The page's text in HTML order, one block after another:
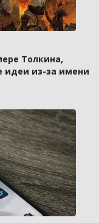
Толкина,
идеи из-за имени